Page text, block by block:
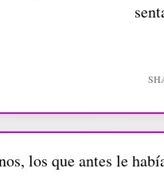
los que antes le